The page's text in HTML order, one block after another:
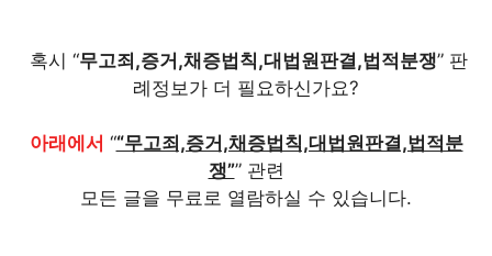
혹시 “무고죄,증거,채증법칙,대법원판결,법적분쟁” 판
례정보가 더 필요하신가요?
아래에서 ““무고죄,증거,채증법칙,대법원판결,법적분
쟁”” 관련
모든 글을 무료로 열람하실 수 있습니다.